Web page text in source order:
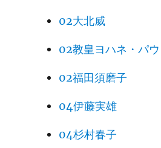
02大北威
02教皇ヨハネ・パ
02福田須磨子
04伊藤実雄
04杉村春子